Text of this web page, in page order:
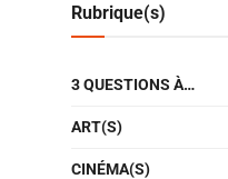
Rubrique(s)
3 QUESTIONS À…
ART(S)
CINÉMA(S)